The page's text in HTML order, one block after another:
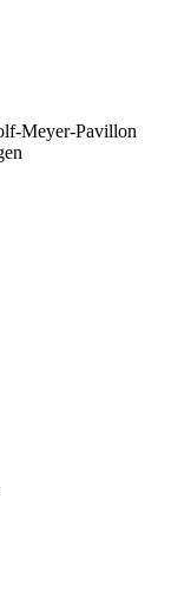
Meyer-Pavillon